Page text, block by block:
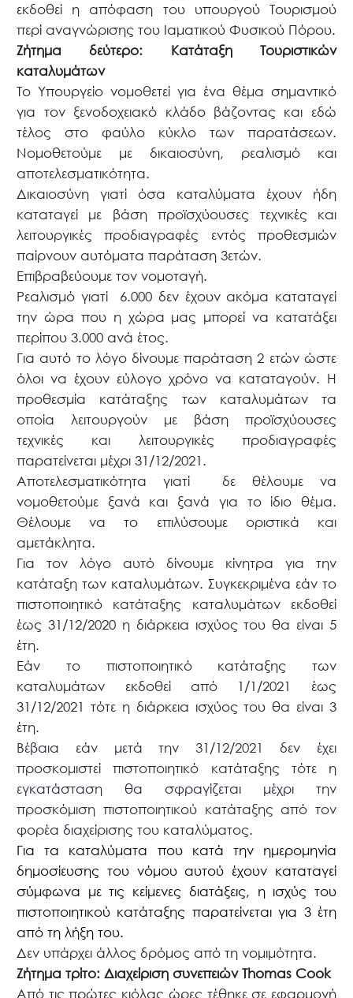
εκδοθεί η απόφαση του υπουργού Τουρισμού
περί αναγνώρισης του Ιαματικού Φυσικού Πόρου.
Ζήτημα δεύτερο: Κατάταξη Τουριστικών
καταλυμάτων
Το Υπουργείο νομοθετεί για ένα θέμα σημαντικό
για τον ξενοδοχειακό κλάδο βάζοντας και εδώ
τέλος στο φαύλο κύκλο των παρατάσεων.
Νομοθετούμε με δικαιοσύνη, ρεαλισμό και
αποτελεσματικότητα.
Δικαιοσύνη γιατί όσα καταλύματα έχουν ήδη
καταταγεί με βάση προϊσχύουσες τεχνικές και
λειτουργικές προδιαγραφές εντός προθεσμιών
παίρνουν αυτόματα παράταση 3ετών.
Επιβραβεύουμε τον νομοταγή.
Ρεαλισμό γιατί
6.000 δεν έχουν ακόμα καταταγεί
την ώρα που η χώρα μας μπορεί να κατατάξει
περίπου 3.000 ανά έτος.
Για αυτό το λόγο δίνουμε παράταση 2 ετών ώστε
όλοι να έχουν εύλογο χρόνο να καταταγούν. Η
προθεσμία κατάταξης των καταλυμάτων τα
οποία λειτουργούν με βάση προϊσχύουσες
τεχνικές και λειτουργικές προδιαγραφές
παρατείνεται μέχρι 31/12/2021.
Αποτελεσματικότητα γιατί
δε θέλουμε να
νομοθετούμε ξανά και ξανά για το ίδιο θέμα.
Θέλουμε να το επιλύσουμε οριστικά και
αμετάκλητα.
Για τον λόγο αυτό δίνουμε κίνητρα για την
κατάταξη των καταλυμάτων. Συγκεκριμένα εάν το
πιστοποιητικό κατάταξης καταλυμάτων εκδοθεί
έως 31/12/2020 η διάρκεια ισχύος του θα είναι 5
έτη.
Εάν το πιστοποιητικό κατάταξης των
καταλυμάτων εκδοθεί από 1/1/2021 έως
31/12/2021 τότε η διάρκεια ισχύος του θα είναι 3
έτη.
Βέβαια εάν μετά την 31/12/2021 δεν έχει
προσκομιστεί πιστοποιητικό κατάταξης τότε η
εγκατάσταση θα σφραγίζεται μέχρι την
προσκόμιση πιστοποιητικού κατάταξης από τον
φορέα διαχείρισης του καταλύματος.
Για τα καταλύματα που κατά την ημερομηνία
δημοσίευσης του νόμου αυτού έχουν καταταγεί
σύμφωνα με τις κείμενες διατάξεις, η ισχύς του
πιστοποιητικού κατάταξης παρατείνεται για 3 έτη
από τη λήξη του.
Δεν υπάρχει άλλος δρόμος από τη νομιμότητα.
Ζήτημα τρίτο: Διαχείριση συνεπειώνThomas Cook
Από τις πρώτες κιόλας ώρες τέθηκε σε εφαρμογή